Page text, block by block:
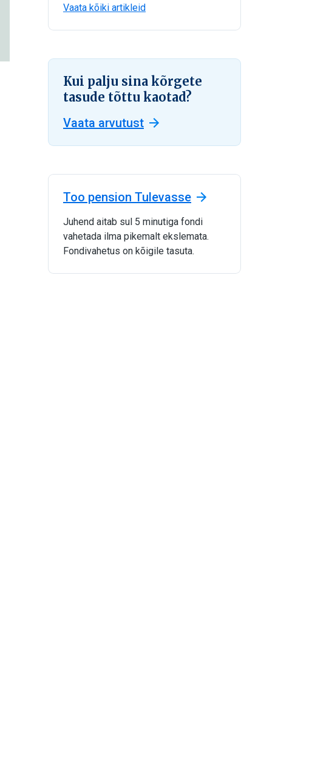
Vaata kõiki artikleid
Kui palju sina kõrgete
tasude tõttu kaotad?
Vaata arvutust
Too pension Tulevasse
Juhend aitab sul 5 minutiga fondi
vahetada ilma pikemalt ekslemata.
Fondivahetus on kõigile tasuta.